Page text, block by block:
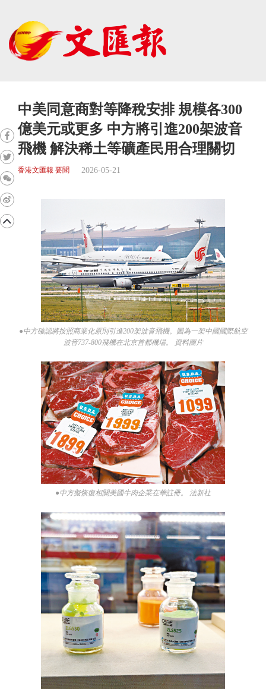
中美同意商對等降稅安排 規模各300
億美元或更多 中方將引進200架波音
飛機 解決稀土等礦產民用合理關切
香港文匯報 要聞 2026-05-21
●中方確認將按照商業化原則引進200架波音飛機。圖為一架中國國際航空
波音737-800飛機在北京首都機場。 資料圖片
●中方擬恢復相關美國牛肉企業在華註冊。 法新社